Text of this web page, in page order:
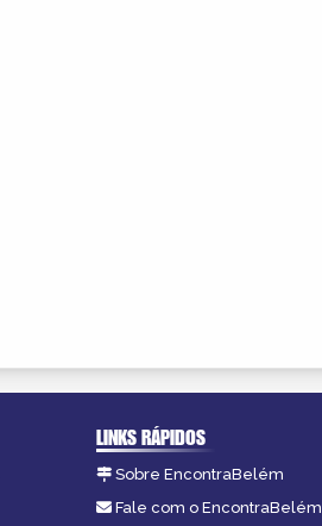
LINKS RÁPIDOS
Sobre EncontraBelém
Fale com o EncontraBelém